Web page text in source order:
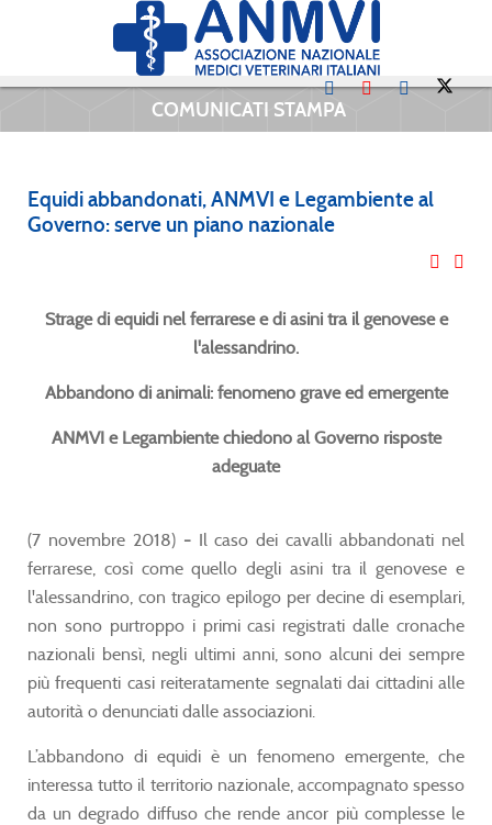
COMUNICATI STAMPA
Equidi abbandonati, ANMVI e Legambiente al
Governo: serve un piano nazionale
Strage di equidi nel ferrarese e di asini tra il genovese e
l'alessandrino.
Abbandono di animali: fenomeno grave ed emergente
ANMVI e Legambiente chiedono al Governo risposte
adeguate
(7 novembre 2018) -Il caso dei cavalli abbandonati nel
ferrarese, così come quello degli asini tra il genovese e
l'alessandrino, con tragico epilogo per decine di esemplari,
non sono purtroppo i primi casi registrati dalle cronache
nazionali bensì, negli ultimi anni, sono alcuni dei sempre
più frequenti casi reiteratamente segnalati dai cittadini alle
autorità o denunciati dalle associazioni.
L’abbandono di equidi è un fenomeno emergente, che
interessa tutto il territorio nazionale, accompagnato spesso
da un degrado diffuso che rende ancor più complesse le